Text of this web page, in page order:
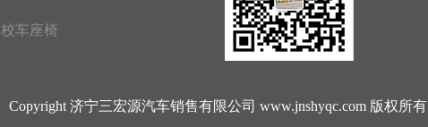
校车座椅
Copyright 济宁三宏源汽车销售有限公司 www.jnshyqc.com 版权所有